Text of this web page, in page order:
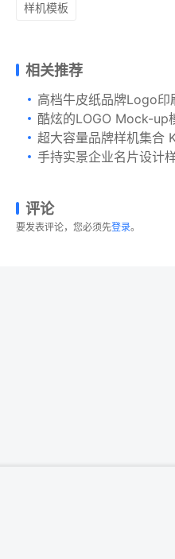
样机模板
相关推荐
高档牛皮纸品牌Logo印刷效果展示样
酷炫的LOGO Mock-up模板 6
超大容量品牌样机集合
手持实景企业名片设计样
评论
要发表评论，您必须先登录。